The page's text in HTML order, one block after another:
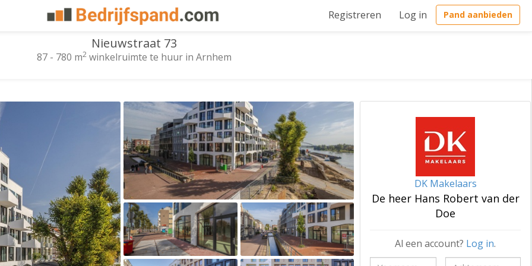
Registreren Log in Pand aanbieden
Nieuwstraat 73
87 - 780 m2 winkelruimte te huur in Arnhem
DK Makelaars
De heer Hans Robert van der
Doe
Al een account? Log in.